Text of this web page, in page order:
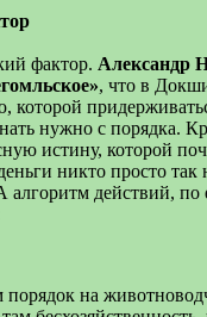
фактор. Александр
, что в
которой
нужно с порядка.
истину, которой
никто просто так
алгоритм действий, по
на